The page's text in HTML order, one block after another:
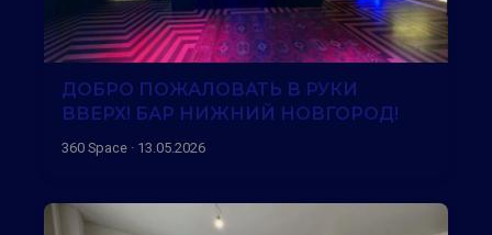
ДОБРО ПОЖАЛОВАТЬ В РУКИ
ВВЕРХ! БАР НИЖНИЙ НОВГОРОД!
360 Space · 13.05.2026